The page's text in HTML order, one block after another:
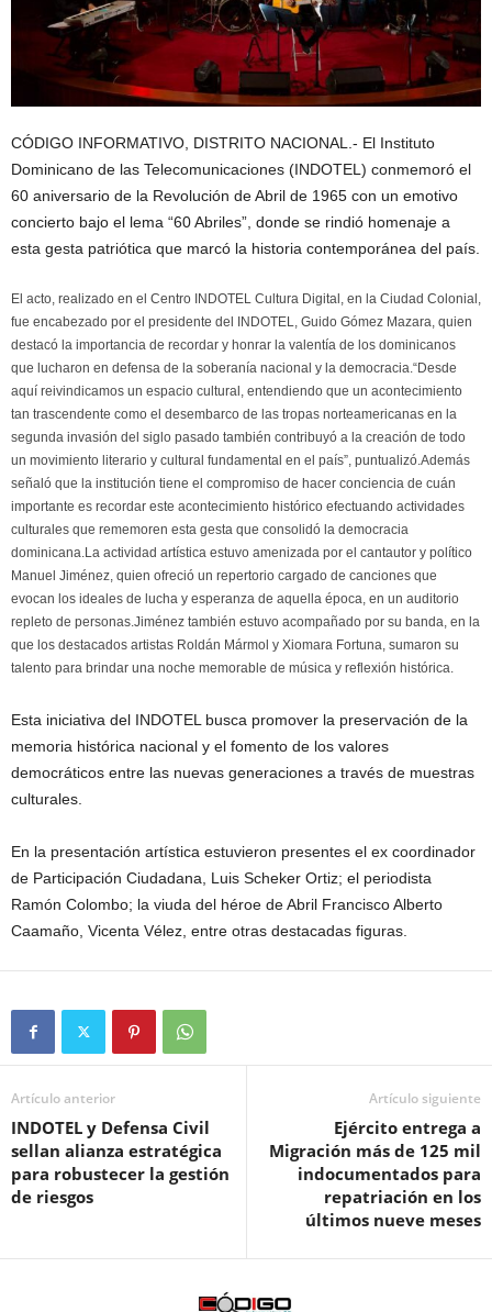
CÓDIGO INFORMATIVO, DISTRITO NACIONAL.- El Instituto
Dominicano de las Telecomunicaciones (INDOTEL) conmemoró el
60 aniversario de la Revolución de Abril de 1965 con un emotivo
concierto bajo el lema “60 Abriles”, donde se rindió homenaje a
esta gesta patriótica que marcó la historia contemporánea del país.
El acto, realizado en el Centro INDOTEL Cultura Digital, en la Ciudad Colonial,
fue encabezado por el presidente del INDOTEL, Guido Gómez Mazara, quien
destacó la importancia de recordar y honrar la valentía de los dominicanos
que lucharon en defensa de la soberanía nacional y la democracia.“Desde
aquí reivindicamos un espacio cultural, entendiendo que un acontecimiento
tan trascendente como el desembarco de las tropas norteamericanas en la
segunda invasión del siglo pasado también contribuyó a la creación de todo
un movimiento literario y cultural fundamental en el país”, puntualizó.Además
señaló que la institución tiene el compromiso de hacer conciencia de cuán
importante es recordar este acontecimiento histórico efectuando actividades
culturales que rememoren esta gesta que consolidó la democracia
dominicana.La actividad artística estuvo amenizada por el cantautor y político
Manuel Jiménez, quien ofreció un repertorio cargado de canciones que
evocan los ideales de lucha y esperanza de aquella época, en un auditorio
repleto de personas.Jiménez también estuvo acompañado por su banda, en la
que los destacados artistas Roldán Mármol y Xiomara Fortuna, sumaron su
talento para brindar una noche memorable de música y reflexión histórica.
Esta iniciativa del INDOTEL busca promover la preservación de la
memoria histórica nacional y el fomento de los valores
democráticos entre las nuevas generaciones a través de muestras
culturales.
En la presentación artística estuvieron presentes el ex coordinador
de Participación Ciudadana, Luis Scheker Ortiz; el periodista
Ramón Colombo; la viuda del héroe de Abril Francisco Alberto
Caamaño, Vicenta Vélez, entre otras destacadas figuras.
Artículo anterior
INDOTEL y Defensa Civil
sellan alianza estratégica
para robustecer la gestión
de riesgos
Artículo siguiente
Ejército entrega a
Migración más de 125 mil
indocumentados para
repatriación en los
últimos nueve meses